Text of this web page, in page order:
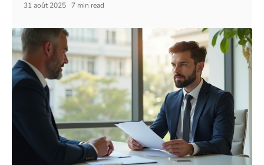
31 août 2025 7 min read